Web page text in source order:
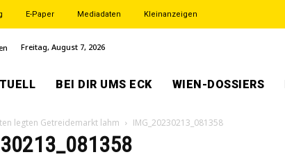
E-Paper Mediadaten Kleinanzeigen
Freitag, August 7, 2026
BEI DIR UMS ECK WIEN-DOSSIERS
legten Getreidemarkt lahm IMG_20230213_081358